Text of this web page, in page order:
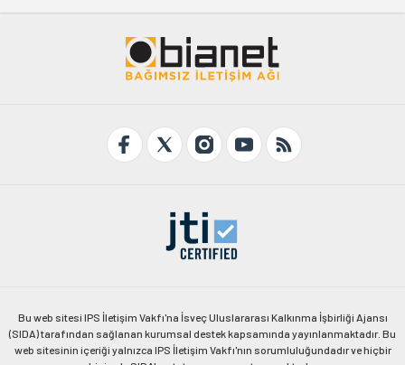
Bu web sitesi IPS İletişim Vakfı'na İsveç Uluslararası Kalkınma İşbirliği Ajansı
(SIDA) tarafından sağlanan kurumsal destek kapsamında yayınlanmaktadır. Bu
web sitesinin içeriği yalnızca IPS İletişim Vakfı'nın sorumluluğundadır ve hiçbir